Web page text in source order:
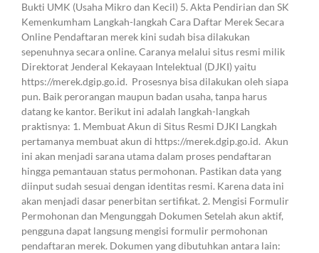
Bukti UMK (Usaha Mikro dan Kecil) 5. Akta Pendirian dan SK
Kemenkumham Langkah-langkah Cara Daftar Merek Secara
Online Pendaftaran merek kini sudah bisa dilakukan
sepenuhnya secara online. Caranya melalui situs resmi milik
Direktorat Jenderal Kekayaan Intelektual (DJKI) yaitu
https://merek.dgip.go.id. Prosesnya bisa dilakukan oleh siapa
pun. Baik perorangan maupun badan usaha, tanpa harus
datang ke kantor. Berikut ini adalah langkah-langkah
praktisnya: 1. Membuat Akun di Situs Resmi DJKI Langkah
pertamanya membuat akun di https://merek.dgip.go.id. Akun
ini akan menjadi sarana utama dalam proses pendaftaran
hingga pemantauan status permohonan. Pastikan data yang
diinput sudah sesuai dengan identitas resmi. Karena data ini
akan menjadi dasar penerbitan sertifikat. 2. Mengisi Formulir
Permohonan dan Mengunggah Dokumen Setelah akun aktif,
pengguna dapat langsung mengisi formulir permohonan
pendaftaran merek. Dokumen yang dibutuhkan antara lain: